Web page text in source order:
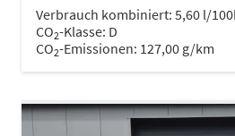
Verbrauch kombiniert: 5,60 l/
CO2-Klasse: D
CO2-Emissionen: 127,00 g/km